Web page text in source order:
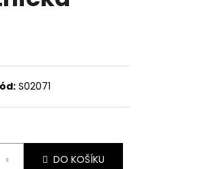
S02071
DO KOŠÍKU